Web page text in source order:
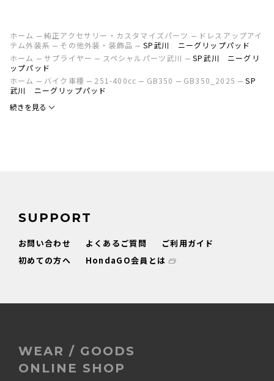
ホーム 純正アクセサリー・カスタマイズパーツ
ドレスアップアイ
テム外装系
その他外装・装飾品
SP武川 ニーグリップパッド
ホーム
サプライヤー スペシャルパーツ武川
SP武川 ニーグリ
ップパッド
ホーム
バイク車種 251-400cc GB350 GB350_2025
SP
武川 ニーグリップパッド
続きを見る
SUPPORT
お問い合わせ よくあるご質問
ご利用ガイド
初めての方へ
HondaGO会員とは
WEAR / GOODS
ONLINE SHOP